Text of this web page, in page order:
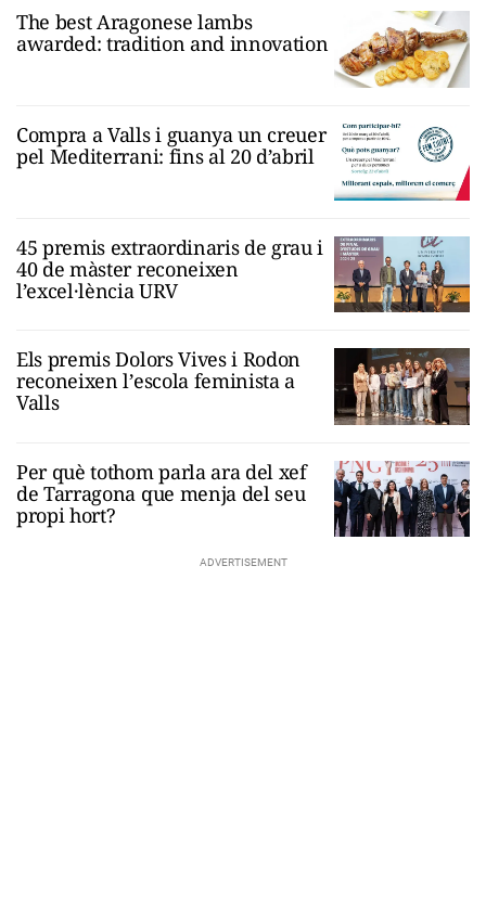
The best Aragonese lambs
awarded: tradition and innovation
Compra a Valls i guanya un creuer
pel Mediterrani: fins al 20 d’abril
45 premis extraordinaris de grau i
40 de màster reconeixen
l’excel·lència URV
Els premis Dolors Vives i Rodon
reconeixen l’escola feminista a
Valls
Per què tothom parla ara del xef
de Tarragona que menja del seu
propi hort?